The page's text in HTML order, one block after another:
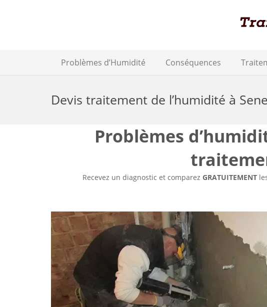
Problèmes d’Humidité Conséquences
Devis traitement de l’humidité à
Problèmes
Recevez un diagnostic et comparez GRATUITEMENT